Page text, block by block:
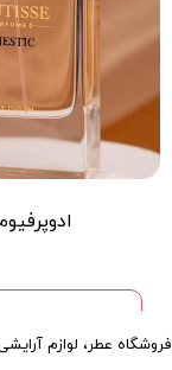
فروشگاه عطر، لوازم